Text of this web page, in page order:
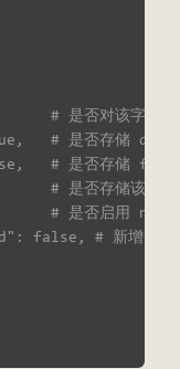
是否对该字段建立
# 是否存储
# 是否存储
是否存储该字段的
# 是否启用
# 新增一个文档